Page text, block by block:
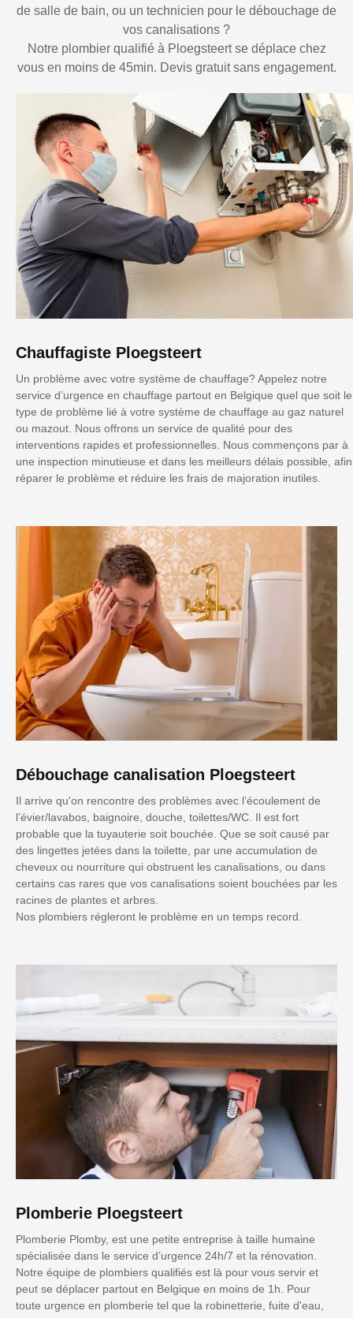
de salle de bain, ou un technicien pour le débouchage de
vos canalisations ?
Notre plombier qualifié à Ploegsteert se déplace chez
vous en moins de 45min. Devis gratuit sans engagement.
Chauffagiste Ploegsteert
Un problème avec votre système de chauffage? Appelez notre
service d’urgence en chauffage partout en Belgique quel que soit le
type de problème lié à votre système de chauffage au gaz naturel
ou mazout. Nous offrons un service de qualité pour des
interventions rapides et professionnelles. Nous commençons par à
une inspection minutieuse et dans les meilleurs délais possible, afin
réparer le problème et réduire les frais de majoration inutiles.
Débouchage canalisation Ploegsteert
Il arrive qu'on rencontre des problèmes avec l’écoulement de
l’évier/lavabos, baignoire, douche, toilettes/WC. Il est fort
probable que la tuyauterie soit bouchée. Que se soit causé par
des lingettes jetées dans la toilette, par une accumulation de
cheveux ou nourriture qui obstruent les canalisations, ou dans
certains cas rares que vos canalisations soient bouchées par les
racines de plantes et arbres.
Nos plombiers régleront le problème en un temps record.
Plomberie Ploegsteert
Plomberie Plomby, est une petite entreprise à taille humaine
spécialisée dans le service d’urgence 24h/7 et la rénovation.
Notre équipe de plombiers qualifiés est là pour vous servir et
peut se déplacer partout en Belgique en moins de 1h. Pour
toute urgence en plomberie tel que la robinetterie, fuite d'eau,